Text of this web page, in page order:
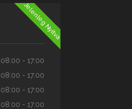
Jelenleg Nyitva
08:00 - 17:00
08:00 - 17:00
08:00 - 17:00
08:00 - 17:00